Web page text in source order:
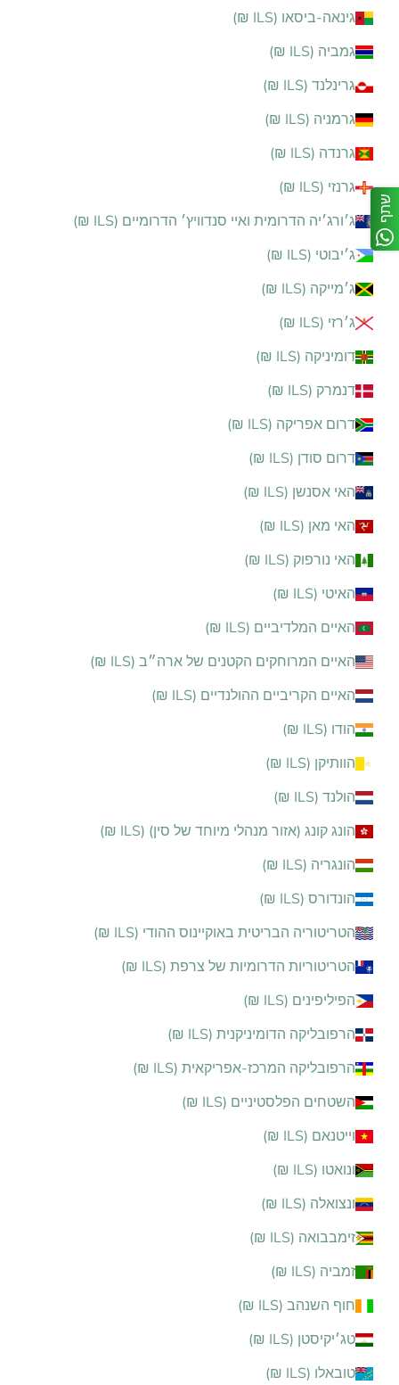
גינאה-ביסאו (ILS ₪)
גמביה (ILS ₪)
גרינלנד (ILS ₪)
גרמניה (ILS ₪)
גרנדה (ILS ₪)
גרנזי (ILS ₪)
ג׳ורג׳יה הדרומית ואיי סנדוויץ׳ הדרומיים (ILS ₪)
ג׳יבוטי (ILS ₪)
ג׳מייקה (ILS ₪)
ג׳רזי (ILS ₪)
דומיניקה (ILS ₪)
דנמרק (ILS ₪)
דרום אפריקה (ILS ₪)
דרום סודן (ILS ₪)
האי אסנשן (ILS ₪)
האי מאן (ILS ₪)
האי נורפוק (ILS ₪)
האיטי (ILS ₪)
האיים המלדיביים (ILS ₪)
האיים המרוחקים הקטנים של ארה״ב (ILS ₪)
האיים הקריביים ההולנדיים (ILS ₪)
הודו (ILS ₪)
הוותיקן (ILS ₪)
הולנד (ILS ₪)
הונג קונג (אזור מנהלי מיוחד של סין) (ILS ₪)
הונגריה (ILS ₪)
הונדורס (ILS ₪)
הטריטוריה הבריטית באוקיינוס ההודי (ILS ₪)
הטריטוריות הדרומיות של צרפת (ILS ₪)
הפיליפינים (ILS ₪)
הרפובליקה הדומיניקנית (ILS ₪)
הרפובליקה המרכז-אפריקאית (ILS ₪)
השטחים הפלסטיניים (ILS ₪)
וייטנאם (ILS ₪)
ונואטו (ILS ₪)
ונצואלה (ILS ₪)
זימבבואה (ILS ₪)
זמביה (ILS ₪)
חוף השנהב (ILS ₪)
טג׳יקיסטן (ILS ₪)
טובאלו (ILS ₪)
שתף